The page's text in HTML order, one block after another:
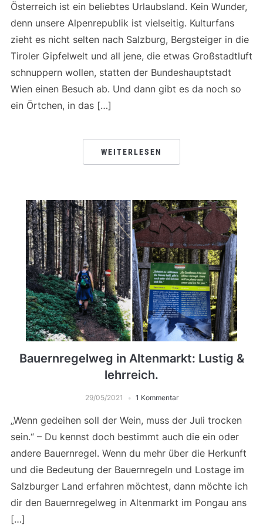
Österreich ist ein beliebtes Urlaubsland. Kein Wunder,
denn unsere Alpenrepublik ist vielseitig. Kulturfans
zieht es nicht selten nach Salzburg, Bergsteiger in die
Tiroler Gipfelwelt und all jene, die etwas Großstadtluft
schnuppern wollen, statten der Bundeshauptstadt
Wien einen Besuch ab. Und dann gibt es da noch so
ein Örtchen, in das […]
WEITERLESEN
Bauernregelweg in Altenmarkt: Lustig &
lehrreich.
29/05/2021 1 Kommentar
„Wenn gedeihen soll der Wein, muss der Juli trocken
sein.“ – Du kennst doch bestimmt auch die ein oder
andere Bauernregel. Wenn du mehr über die Herkunft
und die Bedeutung der Bauernregeln und Lostage im
Salzburger Land erfahren möchtest, dann möchte ich
dir den Bauernregelweg in Altenmarkt im Pongau ans
[…]